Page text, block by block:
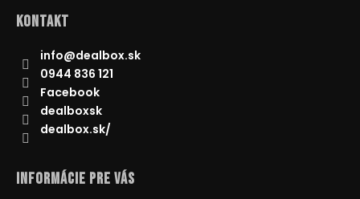
s
?
Kontakt
info@dealbox.sk
0944 836 121
Facebook
dealboxsk
dealbox.sk/
Informácie pre Vás